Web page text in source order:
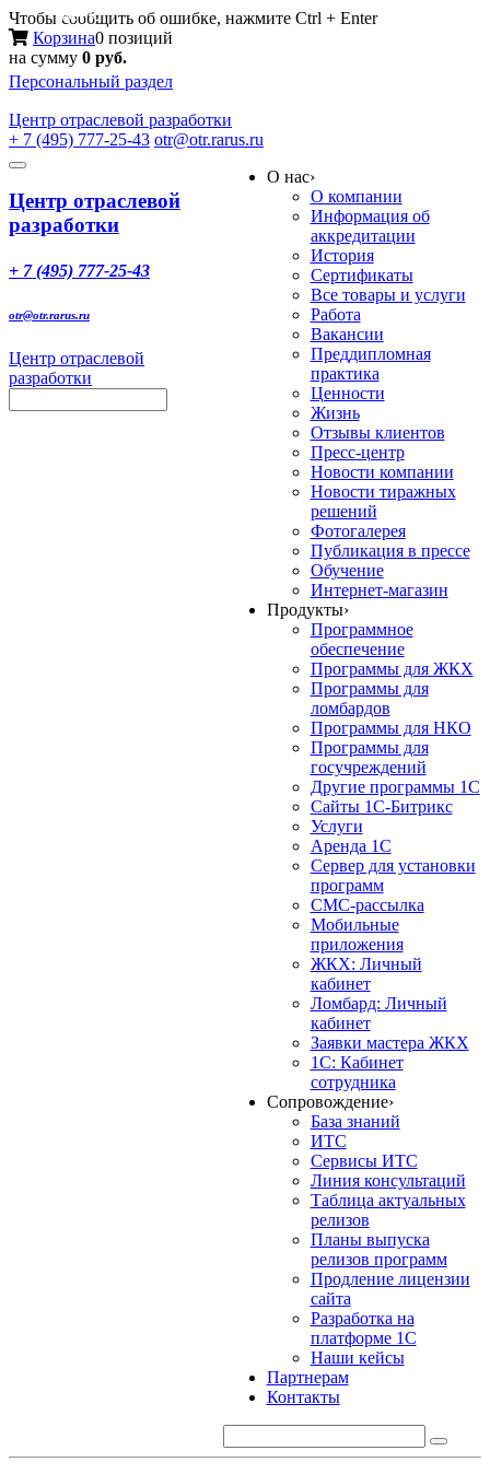
Чтобы сообщить об ошибке, нажмите Ctrl + Enter
Корзина0 позиций
на сумму 0 руб.
Персональный раздел
Центр отраслевой разработки
+ 7 (495) 777-25-43 otr@otr.rarus.ru
Toggle
Меню
Центр отраслевой
разработки
+ 7 (495) 777-25-43
otr@otr.rarus.ru
Центр отраслевой
разработки
О нас›
О компании
Информация об
аккредитации
История
Сертификаты
Все товары и услуги
Работа
Вакансии
Преддипломная
практика
Ценности
Жизнь
Отзывы клиентов
Пресс-центр
Новости компании
Новости тиражных
решений
Фотогалерея
Публикация в прессе
Обучение
Интернет-магазин
Продукты›
Программное
обеспечение
Программы для ЖКХ
Программы для
ломбардов
Программы для НКО
Программы для
госучреждений
Другие программы 1С
Сайты 1С-Битрикс
Услуги
Аренда 1С
Сервер для установки
программ
СМС-рассылка
Мобильные
приложения
ЖКХ: Личный
кабинет
Ломбард: Личный
кабинет
Заявки мастера ЖКХ
1С: Кабинет
сотрудника
Сопровождение›
База знаний
ИТС
Сервисы ИТС
Линия консультаций
Таблица актуальных
релизов
Планы выпуска
релизов программ
Продление лицензии
сайта
Разработка на
платформе 1С
Наши кейсы
Партнерам
Контакты